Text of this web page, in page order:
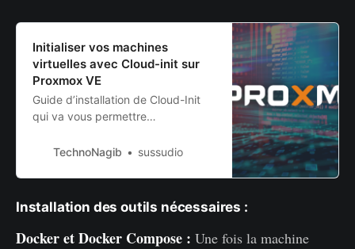
Initialiser vos machines
virtuelles avec Cloud-init sur
Proxmox VE
Guide d’installation de Cloud-Init
qui va vous permettre
TechnoNagib
sussudio
Installation des outils nécessaires :
Docker et Docker Compose : Une fois la machine